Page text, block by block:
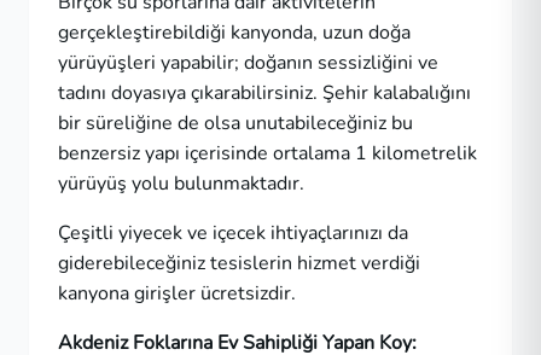
gerçekleştirebildiği kanyonda, uzun doğa
yürüyüşleri yapabilir; doğanın sessizliğini ve
tadını doyasıya çıkarabilirsiniz. Şehir kalabalığını
bir süreliğine de olsa unutabileceğiniz bu
benzersiz yapı içerisinde ortalama 1 kilometrelik
yürüyüş yolu bulunmaktadır.
Çeşitli yiyecek ve içecek ihtiyaçlarınızı da
giderebileceğiniz tesislerin hizmet verdiği
kanyona girişler ücretsizdir.
Akdeniz Foklarına Ev Sahipliği Yapan Koy: